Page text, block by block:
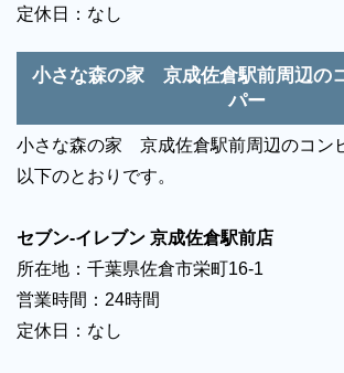
定休日：なし
小さな森の家 京成佐倉駅前周辺の
パー
小さな森の家 京成佐倉駅前周辺のコン
以下のとおりです。
セブン-イレブン 京成佐倉駅前店
所在地：千葉県佐倉市栄町16-1
営業時間：24時間
定休日：なし